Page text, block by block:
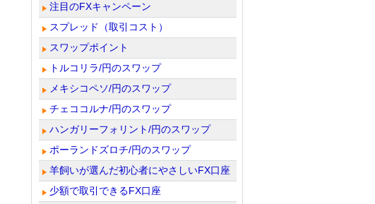
注目のFXキャンペーン
スプレッド（取引コスト）
スワップポイント
トルコリラ/円のスワップ
メキシコペソ/円のスワップ
チェココルナ/円のスワップ
ハンガリーフォリント/円のスワップ
ポーランドズロチ/円のスワップ
羊飼いが選んだ初心者にやさしいFX口座
少額で取引できるFX口座